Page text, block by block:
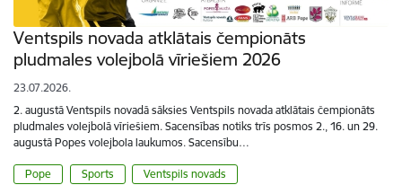
Ventspils novada atklātais čempionāts
pludmales volejbolā vīriešiem 2026
23.07.2026.
2. augustā Ventspils novadā sāksies Ventspils novada atklātais čempionāts
pludmales volejbolā vīriešiem. Sacensības notiks trīs posmos 2., 16. un 29.
augustā Popes volejbola laukumos. Sacensību…
Pope Sports Ventspils novads